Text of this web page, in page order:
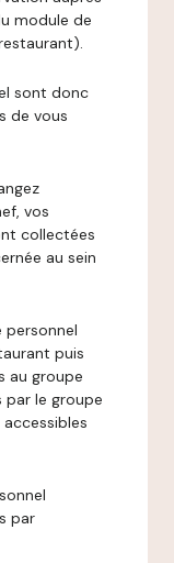
module de
sont donc
de vous
vos
collectées
au sein
personnel
puis
au groupe
par le groupe
par